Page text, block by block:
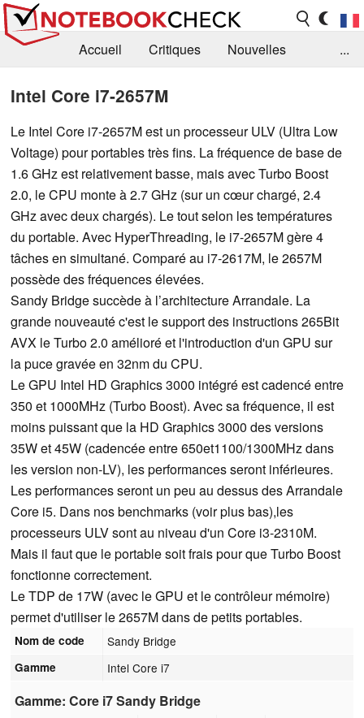
Accueil Critiques
Nouvelles
...
Intel Core i7-2657M
Le Intel Core i7-2657M est un processeur ULV (Ultra Low
Voltage) pour portables très fins. La fréquence de base de
1.6 GHz est relativement basse, mais avec Turbo Boost
2.0, le CPU monte à 2.7 GHz (sur un cœur chargé, 2.4
GHz avec deux chargés). Le tout selon les températures
du portable. Avec HyperThreading, le i7-2657M gère 4
tâches en simultané. Comparé au i7-2617M, le 2657M
possède des fréquences élevées.
Sandy Bridge succède à l’architecture Arrandale. La
grande nouveauté c'est le support des instructions 265Bit
AVX le Turbo 2.0 amélioré et l'introduction d'un GPU sur
la puce gravée en 32nm du CPU.
Le GPU Intel HD Graphics 3000 intégré est cadencé entre
350 et 1000MHz (Turbo Boost). Avec sa fréquence, il est
moins puissant que la HD Graphics 3000 des versions
35W et 45W (cadencée entre 650et1100/1300MHz dans
les version non-LV), les performances seront inférieures.
Les performances seront un peu au dessus des Arrandale
Core i5. Dans nos benchmarks (voir plus bas),les
processeurs ULV sont au niveau d'un Core i3-2310M.
Mais il faut que le portable soit frais pour que Turbo Boost
fonctionne correctement.
Le TDP de 17W (avec le GPU et le contrôleur mémoire)
permet d'utiliser le 2657M dans de petits portables.
Nom de code Sandy Bridge
Gamme Intel Core i7
Gamme: Core i7 Sandy Bridge